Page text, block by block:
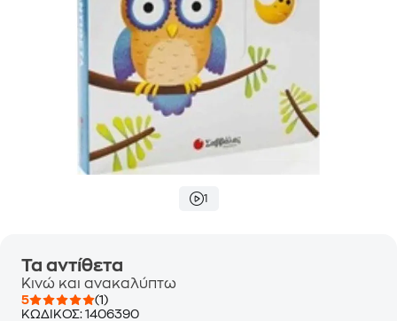
1
Τα αντίθετα
Κινώ και ανακαλύπτω
5
(1)
ΚΩΔΙΚΟΣ: 1406390